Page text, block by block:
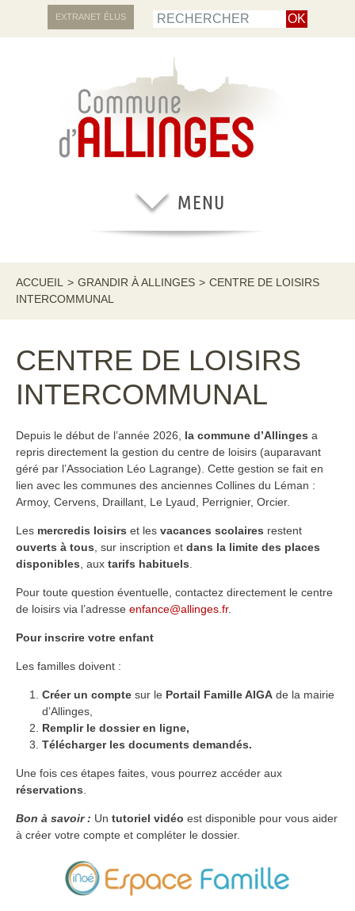
EXTRANET ÉLUS
ACCUEIL > GRANDIR À ALLINGES > CENTRE DE LOISIRS
INTERCOMMUNAL
CENTRE DE LOISIRS
INTERCOMMUNAL
Depuis le début de l’année 2026, la commune d’Allinges a
repris directement la gestion du centre de loisirs (auparavant
géré par l’Association Léo Lagrange). Cette gestion se fait en
lien avec les communes des anciennes Collines du Léman :
Armoy, Cervens, Draillant, Le Lyaud, Perrignier, Orcier.
Les mercredis loisirs et les vacances scolaires restent
ouverts à tous , sur inscription et dans la limite des places
disponibles , aux tarifs habituels
Pour toute question éventuelle, contactez directement le centre
de loisirs via l’adresse enfance@allinges.fr.
Pour inscrire votre enfant
Les familles doivent :
Créer un compte sur le Portail Famille AIGA de la mairie
d’Allinges,
Remplir le dossier en ligne,
Télécharger les documents demandés.
Une fois ces étapes faites, vous pourrez accéder aux
réservations
Bon à savoir : Un tutoriel vidéo est disponible pour vous aider
à créer votre compte et compléter le dossier.